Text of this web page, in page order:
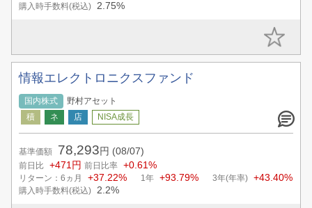
購入時手数料(税込) 2.75%
情報エレクトロニクスファンド
国内株式 野村アセット
基準価額 78,293 円 (08/07)
前日比 +471円 前日比率 +0.61%
リターン：6ヵ月 +37.22% 1年 +93.79% 3年(年率) +43.40%
購入時手数料(税込) 2.2%